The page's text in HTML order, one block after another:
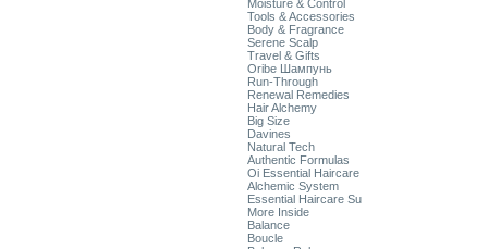
Moisture & Control
Tools & Accessories
Body & Fragrance
Serene Scalp
Travel & Gifts
Oribe Шампунь
Run-Through
Renewal Remedies
Hair Alchemy
Big Size
Davines
Natural Tech
Authentic Formulas
Oi Essential Haircare
Alchemic System
Essential Haircare Su
More Inside
Balance
Boucle